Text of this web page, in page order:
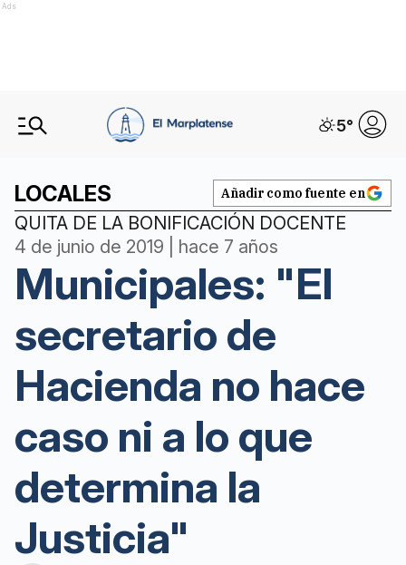
Ads
5°
LOCALES Añadir como fuente en
QUITA DE LA BONIFICACIÓN DOCENTE
4 de junio de 2019 | hace 7 años
Municipales: "El
secretario de
Hacienda no hace
caso ni a lo que
determina la
Justicia"